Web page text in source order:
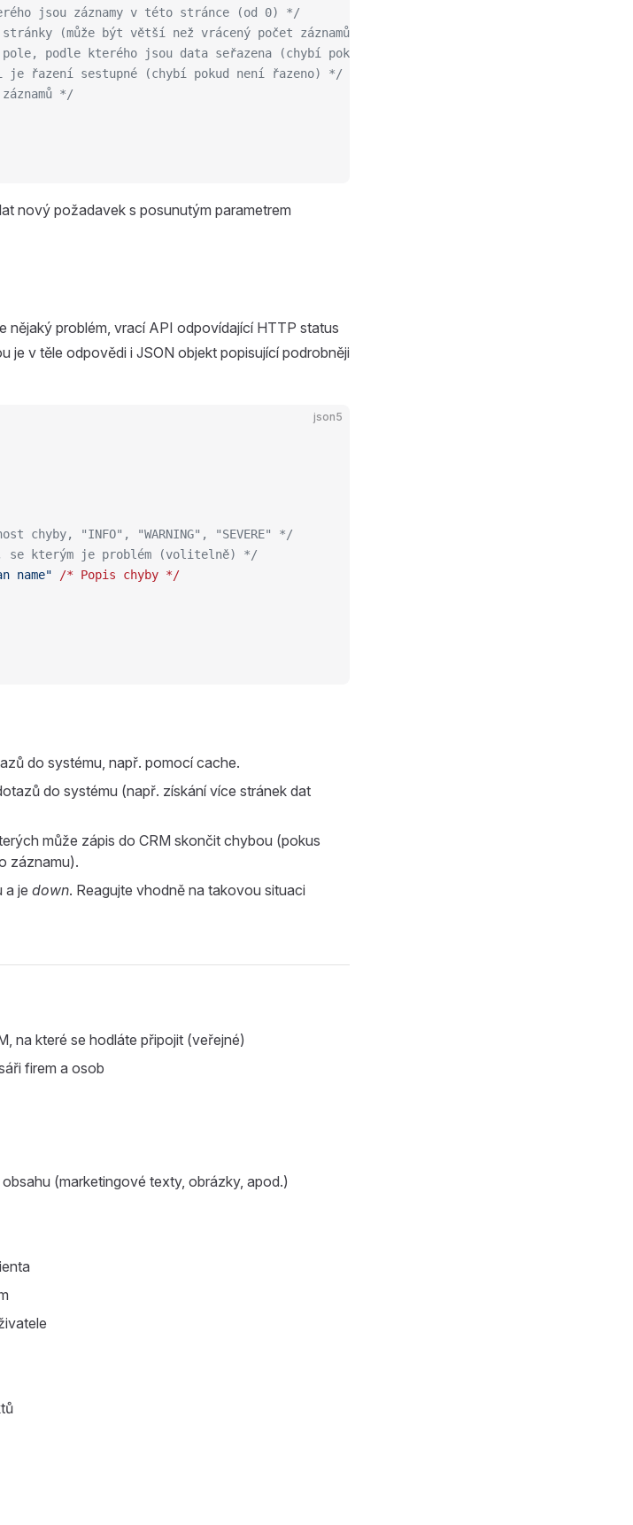
jsou záznamy v této stránce (od 0) */
(může být větší než vrácený počet záznamů v "items") */
pole, podle kterého jsou data seřazena (chybí pokud není řazeno) */
řazení sestupné (chybí pokud není řazeno) */
*/
nový požadavek s posunutým parametrem
nějaký problém, vrací API odpovídající HTTP status
je v těle odpovědi i JSON objekt popisující podrobněji
json5
chyby, "INFO", "WARNING", "SEVERE" */
se kterým je problém (volitelně) */
name" /* Popis chyby */
do systému, např. pomocí cache.
do systému (např. získání více stránek dat
může zápis do CRM skončit chybou (pokus
záznamu).
a je down. Reagujte vhodně na takovou situaci
na které se hodláte připojit (veřejné)
firem a osob
(marketingové texty, obrázky, apod.)